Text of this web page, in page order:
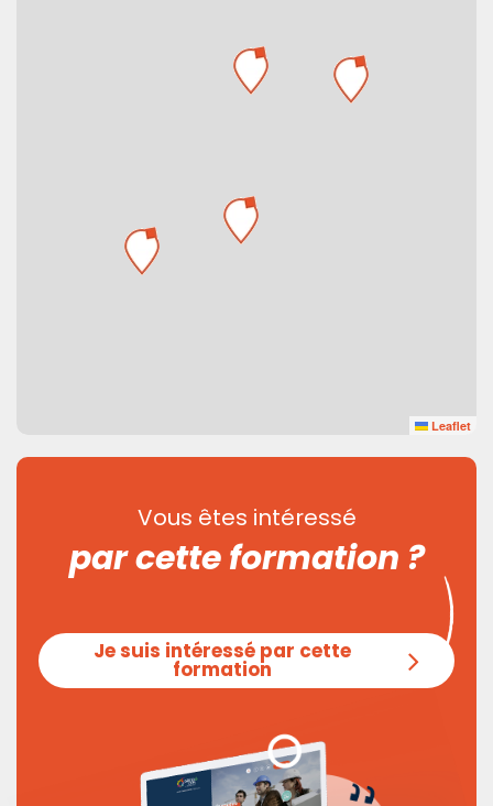
Leaflet
Vous êtes intéressé
par cette formation ?
Je suis intéressé par cette
formation